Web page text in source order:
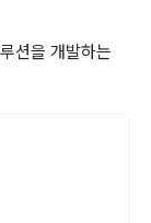
션을 개발하는